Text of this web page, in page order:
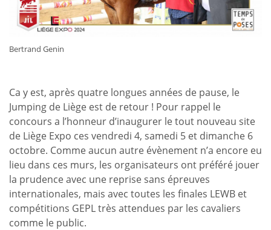
Bertrand Genin
Ca y est, après quatre longues années de pause, le
Jumping de Liège est de retour ! Pour rappel le
concours a l’honneur d’inaugurer le tout nouveau site
de Liège Expo ces vendredi 4, samedi 5 et dimanche 6
octobre. Comme aucun autre évènement n’a encore eu
lieu dans ces murs, les organisateurs ont préféré jouer
la prudence avec une reprise sans épreuves
internationales, mais avec toutes les finales LEWB et
compétitions GEPL très attendues par les cavaliers
comme le public.